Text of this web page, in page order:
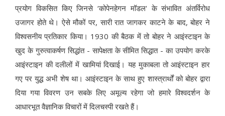
प्रयोग विकसित किए जिनसे ‘कोपेनहेगन मॉडल' के संभावित अंतर्विरोध
उजागर होते थे। ऐसे मौकों पर, सारी रात जागकर काटने के बाद, बोहर ने
विश्वसनीय प्रतिकार किया। 1930 की बैठक में तो बोहर ने आइंस्टाइन के
खुद के गुरुत्वाकर्षण सिद्धांत - सापेक्षता के सीमित सिद्धात - का उपयोग करके
आइंस्टाइन की दलीलों में खामियां दिखाई। यह मुकाबला तो आइंस्टाइन हार
गए पर युद्ध अभी शेष था। आइंस्टाइन के साथ हुए शास्त्रार्थों को बोहर द्वारा
दिया गया विवरण उन सबके लिए अमूल्य रहेगा जो हमारे विश्वदर्शन के
आधारभूत वैज्ञानिक विचारों में दिलचस्पी रखते हैं।